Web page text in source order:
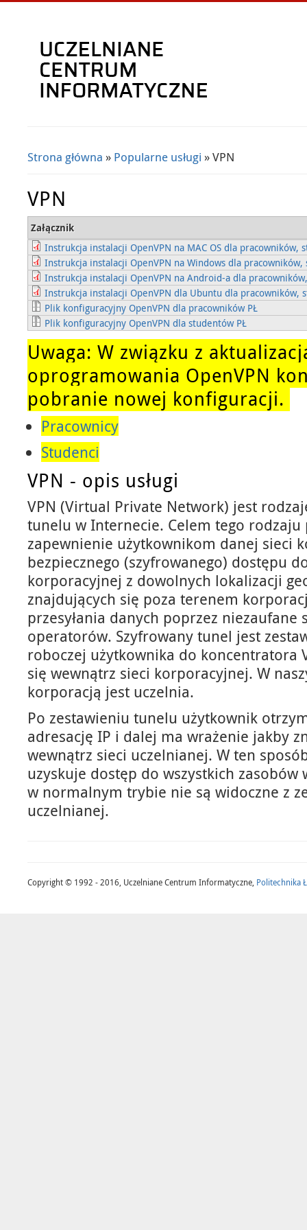
Jesteś tutaj
Strona główna » Popularne usługi » VPN
VPN
Załącznik
Instrukcja instalacji OpenVPN na MAC OS dla pracowników,
Instrukcja instalacji OpenVPN na Windows dla pracowników,
Instrukcja instalacji OpenVPN na Android-a dla
Instrukcja instalacji OpenVPN dla Ubuntu dla pracowników,
Plik konfiguracyjny OpenVPN dla pracowników PŁ
Plik konfiguracyjny OpenVPN dla studentów PŁ
Uwaga: W związku z
oprogramowania OpenVPN
pobranie nowej konfiguracji.
Pracownicy
Studenci
VPN - opis usługi
VPN (Virtual Private Network) jest
tunelu w Internecie. Celem tego rodzaju
zapewnienie użytkownikom danej sieci
bezpiecznego (szyfrowanego) dostępu
korporacyjnej z dowolnych lokalizacji
znajdujących się poza terenem
przesyłania danych poprzez niezaufane
operatorów. Szyfrowany tunel jest
roboczej użytkownika do koncentratora
się wewnątrz sieci korporacyjnej. W
korporacją jest uczelnia.
Po zestawieniu tunelu użytkownik
adresację IP i dalej ma wrażenie jakby
wewnątrz sieci uczelnianej. W ten
uzyskuje dostęp do wszystkich
w normalnym trybie nie są widoczne z
uczelnianej.
Copyright © 1992 - 2016, Uczelniane Centrum Informatyczne, Politechnika